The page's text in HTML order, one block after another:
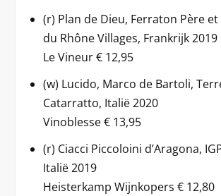
(r) Plan de Dieu, Ferraton Père et
du Rhône Villages, Frankrijk 2019
Le Vineur € 12,95
(w) Lucido, Marco de Bartoli,
Catarratto, Italië 2020
Vinoblesse € 13,95
(r) Ciacci Piccoloini d’Aragona,
Italië 2019
Heisterkamp Wijnkopers € 12,80